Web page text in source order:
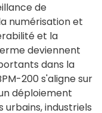
de
numérisation et
et la
deviennent
dans la
200 s'aligne sur
déploiement
industriels